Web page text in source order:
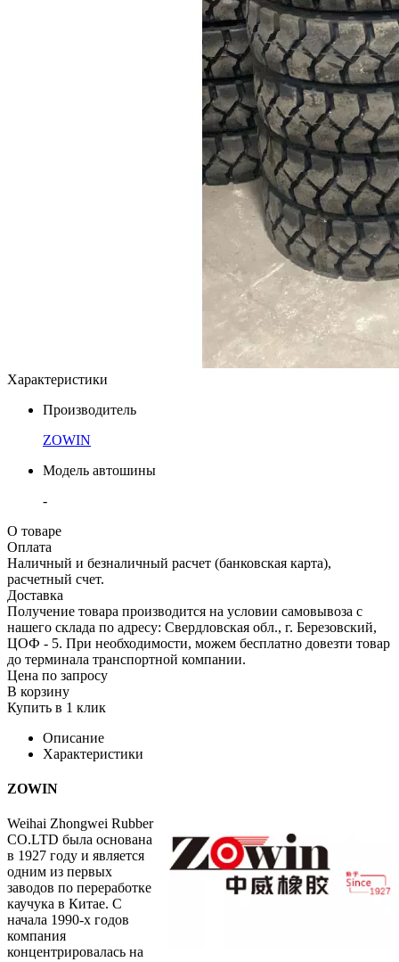
Характеристики
Производитель
ZOWIN
Модель автошины
-
О товаре
Оплата
Наличный и безналичный расчет (банковская карта),
расчетный счет.
Доставка
Получение товара производится на условии самовывоза с
нашего склада по адресу: Свердловская обл., г. Березовский,
ЦОФ - 5. При необходимости, можем бесплатно довезти товар
до терминала транспортной компании.
Цена по запросу
В корзину
Купить в 1 клик
Описание
Характеристики
ZOWIN
Weihai Zhongwei Rubber
CO.LTD была основана
в 1927 году и является
одним из первых
заводов по переработке
каучука в Китае. С
начала 1990-х годов
компания
концентрировалась на